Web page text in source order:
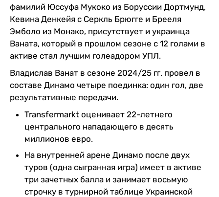
фамилий Юссуфа Мукоко из Боруссии Дортмунд,
Кевина Денкейя с Серкль Брюгге и Брееля
Эмболо из Монако, присутствует и украинца
Ваната, который в прошлом сезоне с 12 голами в
активе стал лучшим голеадором УПЛ.
Владислав Ванат в сезоне 2024/25 гг. провел в
составе Динамо четыре поединка: один гол, две
результативные передачи.
Transfermarkt оценивает 22-летнего
центрального нападающего в десять
миллионов евро.
На внутренней арене Динамо после двух
туров (одна сыгранная игра) имеет в активе
три зачетных балла и занимает восьмую
строчку в турнирной таблице Украинской